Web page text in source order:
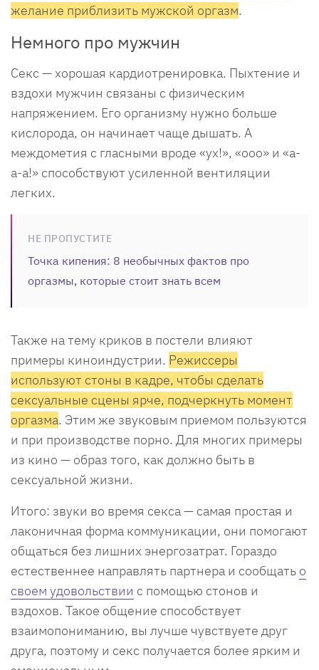
желание приблизить мужской оргазм.
Немного про мужчин
Секс — хорошая кардиотренировка. Пыхтение и
вздохи мужчин связаны с физическим
напряжением. Его организму нужно больше
кислорода, он начинает чаще дышать. А
междометия с гласными вроде «ух!», «ооо» и «а-
а-а!» способствуют усиленной вентиляции
легких.
НЕ ПРОПУСТИТЕ
Точка кипения: 8 необычных фактов про
оргазмы, которые стоит знать всем
Также на тему криков в постели влияют
примеры киноиндустрии. Режиссеры
используют стоны в кадре, чтобы сделать
сексуальные сцены ярче, подчеркнуть момент
оргазма. Этим же звуковым приемом пользуются
и при производстве порно. Для многих примеры
из кино — образ того, как должно быть в
сексуальной жизни.
Итого: звуки во время секса — самая простая и
лаконичная форма коммуникации, они помогают
общаться без лишних энергозатрат. Гораздо
естественнее направлять партнера и сообщать о
своем удовольствии с помощью стонов и
вздохов. Такое общение способствует
взаимопониманию, вы лучше чувствуете друг
друга, поэтому и секс получается более ярким и